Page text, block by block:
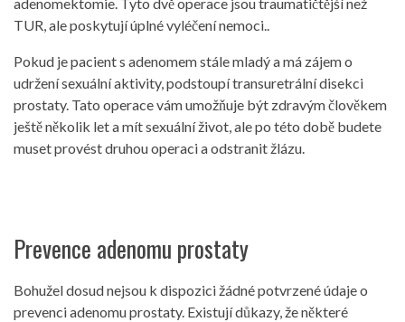
TUR, ale poskytují úplné vyléčení nemoci..
Pokud je pacient s adenomem stále mladý a má zájem o
udržení sexuální aktivity, podstoupí transuretrální disekci
prostaty. Tato operace vám umožňuje být zdravým člověkem
ještě několik let a mít sexuální život, ale po této době budete
muset provést druhou operaci a odstranit žlázu.
Prevence adenomu prostaty
Bohužel dosud nejsou k dispozici žádné potvrzené údaje o
prevenci adenomu prostaty. Existují důkazy, že některé